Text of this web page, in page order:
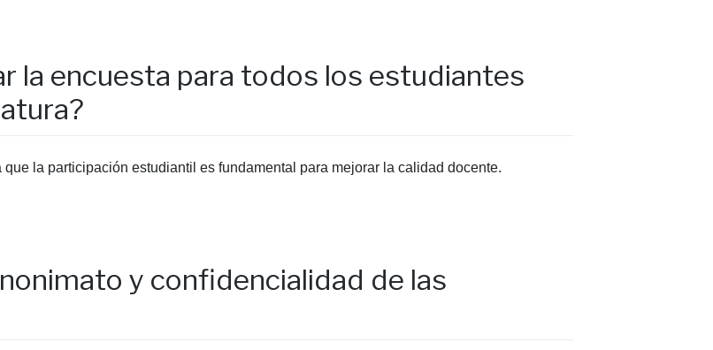
la encuesta para todos los estudiantes
la participación estudiantil es fundamental para mejorar la calidad docente.
y confidencialidad de las